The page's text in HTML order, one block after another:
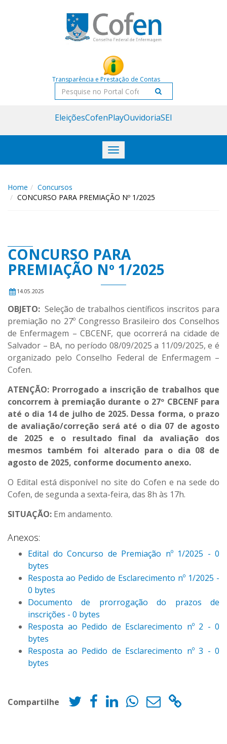
Transparência e Prestação de Contas
Pesquisar
EleiçõesCofenPlayOuvidoriaSEI
Toggle
navigation
Home
Concursos
CONCURSO PARA PREMIAÇÃO Nº 1/2025
CONCURSO PARA
PREMIAÇÃO Nº 1/2025
14.05.2025
OBJETO: Seleção de trabalhos científicos inscritos para
premiação no 27º Congresso Brasileiro dos Conselhos
de Enfermagem – CBCENF, que ocorrerá na cidade de
Salvador – BA, no período 08/09/2025 a 11/09/2025, e é
organizado pelo Conselho Federal de Enfermagem –
Cofen.
ATENÇÃO: Prorrogado a inscrição de trabalhos que
concorrem à premiação durante o 27º CBCENF para
até o dia 14 de julho de 2025. Dessa forma, o prazo
de avaliação/correção será até o dia 07 de agosto
de 2025 e o resultado final da avaliação dos
mesmos também foi alterado para o dia 08 de
agosto de 2025, conforme documento anexo.
O Edital está disponível no site do Cofen e na sede do
Cofen, de segunda a sexta-feira, das 8h às 17h.
SITUAÇÃO: Em andamento.
Anexos:
Edital do Concurso de Premiação nº 1/2025 - 0
bytes
Resposta ao Pedido de Esclarecimento nº 1/2025 -
0 bytes
Documento de prorrogação do prazos de
inscrições - 0 bytes
Resposta ao Pedido de Esclarecimento nº 2 - 0
bytes
Resposta ao Pedido de Esclarecimento nº 3 - 0
bytes
Compartilhe